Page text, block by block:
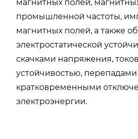
магнитных полей,
промышленной частоты,
магнитных полей, а также
электростатической
скачками напряжения,
устойчивостью,
кратковременными
электроэнергии.